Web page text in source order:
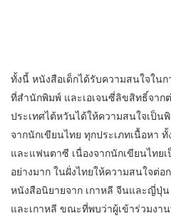
ทั้งนี้ หนังสือเด็กได้รับความสนใจใ
ที่สำนักพิมพ์ และเอเจนซี่ลิขสิทธิ์จาก
ประเทศไต้หวันได้ให้ความสนใจเป็น
จากนักเขียนไทย ทุกประเภทเนื้อหา
และแฟนตาซี เนื่องจากนักเขียนไท
อย่างมาก ในฝั่งไทยให้ความสนใจต่อ
หนังสือนิยายจาก เกาหลี จีนและญี่ปุ่
และเกาหลี ขณะที่พบว่าผู้เข้าร่วมงา